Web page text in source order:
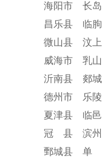
海阳市 长
昌乐县 临
微山县 汶
威海市 乳
沂南县 郯
德州市 乐
夏津县 临
冠 县 滨州
鄄城县 单